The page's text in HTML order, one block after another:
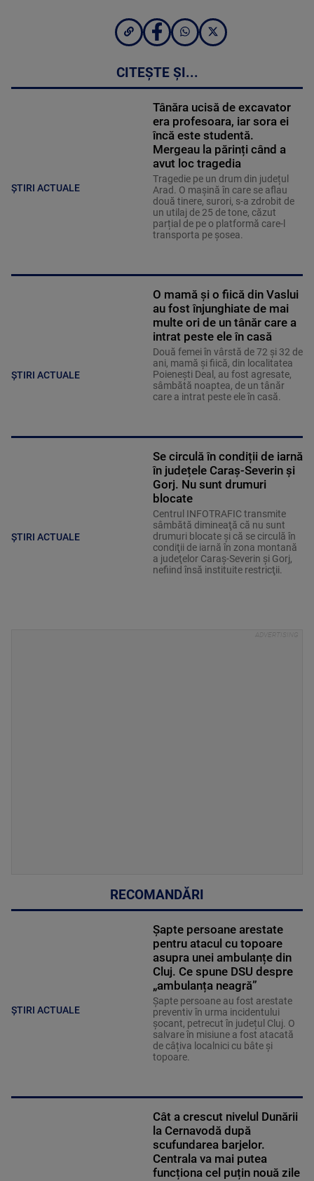
CITEȘTE ȘI...
ȘTIRI ACTUALE
Tânăra ucisă de excavator
era profesoara, iar sora ei
încă este studentă.
Mergeau la părinți când a
avut loc tragedia
Tragedie pe un drum din județul
Arad. O mașină în care se aflau
două tinere, surori, s-a zdrobit de
un utilaj de 25 de tone, căzut
parțial de pe o platformă care-l
transporta pe șosea.
ȘTIRI ACTUALE
O mamă și o fiică din Vaslui
au fost înjunghiate de mai
multe ori de un tânăr care a
intrat peste ele în casă
Două femei în vârstă de 72 şi 32 de
ani, mamă şi fiică, din localitatea
Poieneşti Deal, au fost agresate,
sâmbătă noaptea, de un tânăr
care a intrat peste ele în casă.
ȘTIRI ACTUALE
Se circulă în condiții de iarnă
în județele Caraș-Severin și
Gorj. Nu sunt drumuri
blocate
Centrul INFOTRAFIC transmite
sâmbătă dimineaţă că nu sunt
drumuri blocate şi că se circulă în
condiţii de iarnă în zona montană
a judeţelor Caraş-Severin şi Gorj,
nefiind însă instituite restricţii.
RECOMANDĂRI
ȘTIRI ACTUALE
Șapte persoane arestate
pentru atacul cu topoare
asupra unei ambulanțe din
Cluj. Ce spune DSU despre
„ambulanța neagră”
Șapte persoane au fost arestate
preventiv în urma incidentului
șocant, petrecut în județul Cluj. O
salvare în misiune a fost atacată
de câțiva localnici cu bâte și
topoare.
Cât a crescut nivelul Dunării
la Cernavodă după
scufundarea barjelor.
Centrala va mai putea
funcționa cel puțin nouă zile